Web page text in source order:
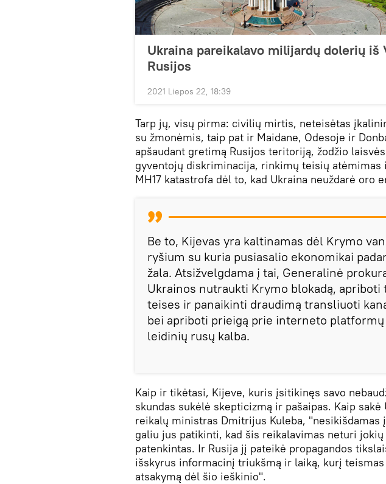
Ukraina pareikalavo milijardų dolerių iš
Rusijos
2021 Liepos 22, 18:39
Tarp jų, visų pirma: civilių mirtis, neteisėtas
su žmonėmis, taip pat ir Maidane, Odesoje ir
apšaudant gretimą Rusijos teritoriją, žodžio
gyventojų diskriminacija, rinkimų teisių atėmimas
MH17 katastrofa dėl to, kad Ukraina neuždarė oro
Be to, Kijevas yra kaltinamas dėl Krymo
ryšium su kuria pusiasalio ekonomikai
žala. Atsižvelgdama į tai, Generalinė
Ukrainos nutraukti Krymo blokadą, apriboti
teises ir panaikinti draudimą transliuoti
bei apriboti prieigą prie interneto
leidinių rusų kalba.
Kaip ir tikėtasi, Kijeve, kuris įsitikinęs savo
skundas sukėlė skepticizmą ir pašaipas. Kaip sakė
reikalų ministras Dmitrijus Kuleba, "nesikišdamas
galiu jus patikinti, kad šis reikalavimas neturi
patenkintas. Ir Rusija jį pateikė propagandos
išskyrus informacinį triukšmą ir laiką, kurį
atsakymą dėl šio ieškinio".